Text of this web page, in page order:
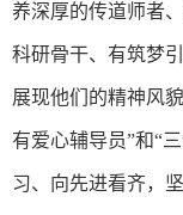
养深厚的传道师者
科研骨干、有筑梦
展现他们的精神风
有爱心辅导员”和“
习、向先进看齐，